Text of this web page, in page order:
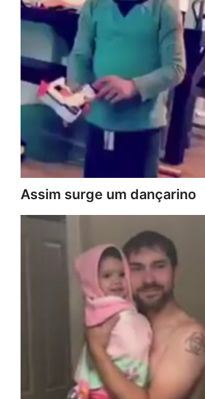
Assim surge um dançarino